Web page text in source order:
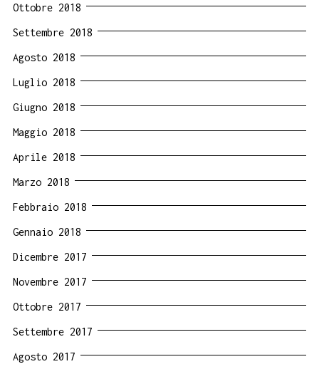
Ottobre 2018
Settembre 2018
Agosto 2018
Luglio 2018
Giugno 2018
Maggio 2018
Aprile 2018
Marzo 2018
Febbraio 2018
Gennaio 2018
Dicembre 2017
Novembre 2017
Ottobre 2017
Settembre 2017
Agosto 2017